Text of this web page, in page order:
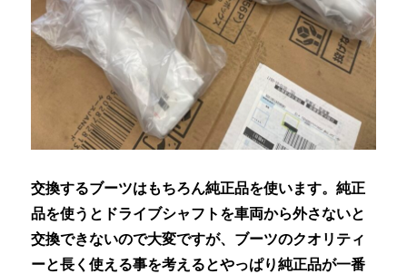
交換するブーツはもちろん純正品を使います。純正
品を使うとドライブシャフトを車両から外さないと
交換できないので大変ですが、ブーツのクオリティ
ーと長く使える事を考えるとやっぱり純正品が一番